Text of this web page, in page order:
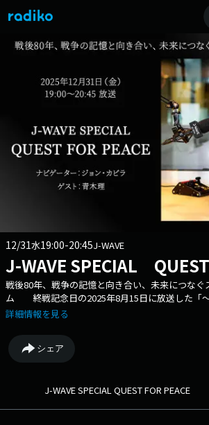
12/31水19:00-20:45J-WAVE
J-WAVE SPECIAL QUEST
戦後80年、戦争の記憶と向き合い、未来につなぐ
ム 終戦記念日の2025年8月15日に放送した「
UNITED」では、リスナーの皆さんから「戦争の記
方々の体験、家族から受け継がれた物語、そし
れの記憶は、時代を超えて私たちに語りかけて
送では、8月15日の番組内で紹介しきれなかった
19:15 語り継ぐこと / 元ちとせ 19:26 兵士Aくん
詳細情報を見る
シェア
J-WAVE SPECIAL QUEST FOR PEACE